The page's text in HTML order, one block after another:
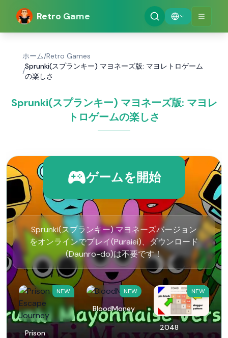
Retro Game
ホーム/Retro Games
/
Sprunki(スプランキー) マヨネーズ版: マヨレトロゲーム
の楽しさ
Sprunki(スプランキー) マヨネーズ版: マヨレ
トロゲームの楽しさ
ゲームを開始
Sprunki(スプランキー) マヨネーズバージョン
をオンラインでプレイ(Puraiei)、ダウンロード
(Daunro-do)は不要です！
NEW
Prison
NEW
BloodMoney
NEW
2048